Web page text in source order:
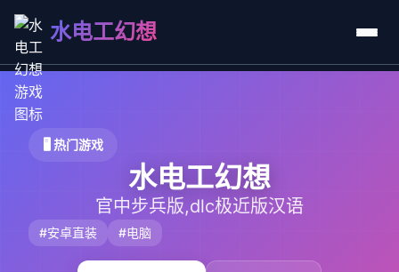
水电工幻想
🖥️ 热门游戏
水电工幻想
官中步兵版,dlc极近版汉语
#安卓直装 #电脑